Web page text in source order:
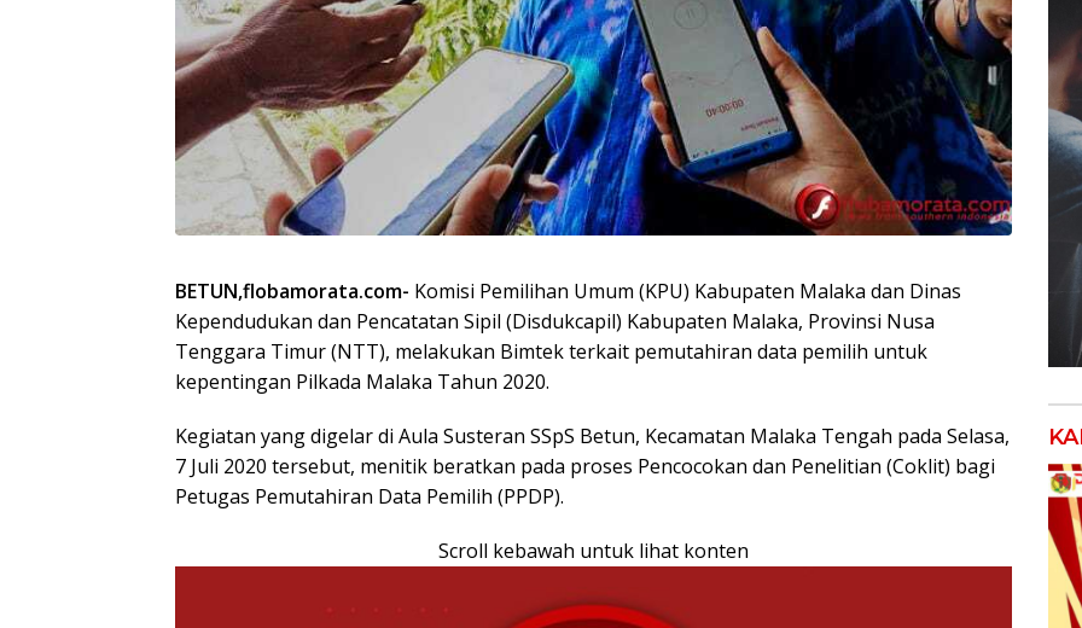
BETUN,flobamorata.com- Komisi Pemilihan Umum (KPU) Kabupaten Malaka dan Dinas
Kependudukan dan Pencatatan Sipil (Disdukcapil) Kabupaten Malaka, Provinsi Nusa
Tenggara Timur (NTT), melakukan Bimtek terkait pemutahiran data pemilih untuk
kepentingan Pilkada Malaka Tahun 2020.
Kegiatan yang digelar di Aula Susteran SSpS Betun, Kecamatan Malaka Tengah pada Selasa,
7 Juli 2020 tersebut, menitik beratkan pada proses Pencocokan dan Penelitian (Coklit) bagi
Petugas Pemutahiran Data Pemilih (PPDP).
Scroll kebawah untuk lihat konten